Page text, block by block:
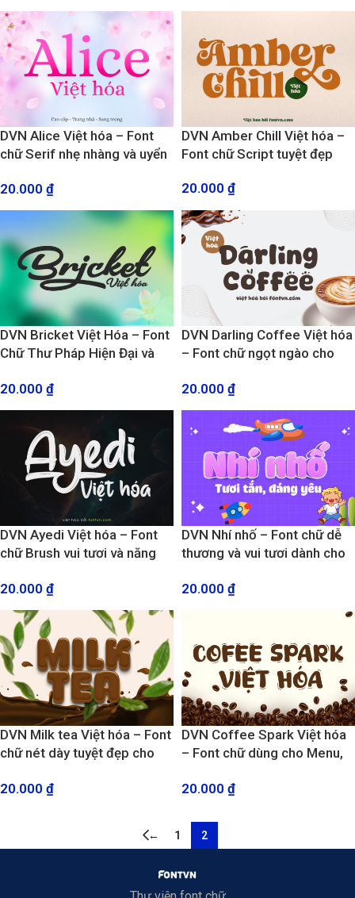
DVN Alice Việt hóa – Font
chữ Serif nhẹ nhàng và uyển
20.000 ₫
DVN Amber Chill Việt hóa –
Font chữ Script tuyệt đẹp
20.000 ₫
DVN Bricket Việt Hóa – Font
Chữ Thư Pháp Hiện Đại và
20.000 ₫
DVN Darling Coffee Việt hóa
– Font chữ ngọt ngào cho
trà sữa
20.000 ₫
DVN Ayedi Việt hóa – Font
chữ Brush vui tươi và năng
20.000 ₫
DVN Nhí nhố – Font chữ dễ
thương và vui tươi dành cho
trẻ em, quán trà sữa
20.000 ₫
DVN Milk tea Việt hóa – Font
chữ nét dày tuyệt đẹp cho
phong cách teen
20.000 ₫
DVN Coffee Spark Việt hóa
– Font chữ dùng cho Menu,
trà sữa
20.000 ₫
← 1 2